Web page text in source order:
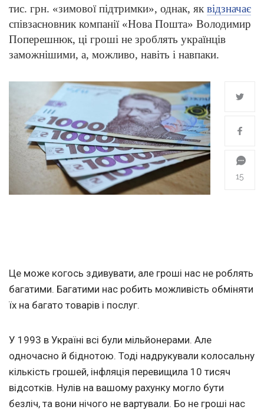
тис. грн. «зимової підтримки», однак, як відзначає
співзасновник компанії «Нова Пошта» Володимир
Поперешнюк, ці гроші не зроблять українців
заможнішими, а, можливо, навіть і навпаки.
15
Це може когось здивувати, але гроші нас не роблять
багатими. Багатими нас робить можливість обміняти
їх на багато товарів і послуг.
У 1993 в Україні всі були мільйонерами. Але
одночасно й біднотою. Тоді надрукували колосальну
кількість грошей, інфляція перевищила 10 тисяч
відсотків. Нулів на вашому рахунку могло бути
безліч, та вони нічого не вартували. Бо не гроші нас